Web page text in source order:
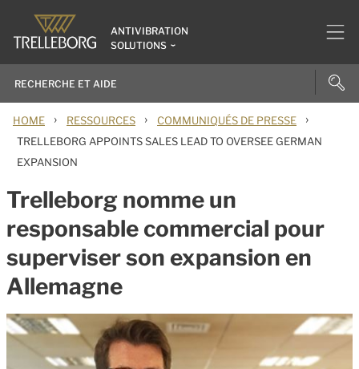
ANTIVIBRATION
SOLUTIONS
HOME › RESSOURCES › COMMUNIQUÉS DE PRESSE ›
TRELLEBORG APPOINTS SALES LEAD TO OVERSEE GERMAN
EXPANSION
Trelleborg nomme un
responsable commercial pour
superviser son expansion en
Allemagne